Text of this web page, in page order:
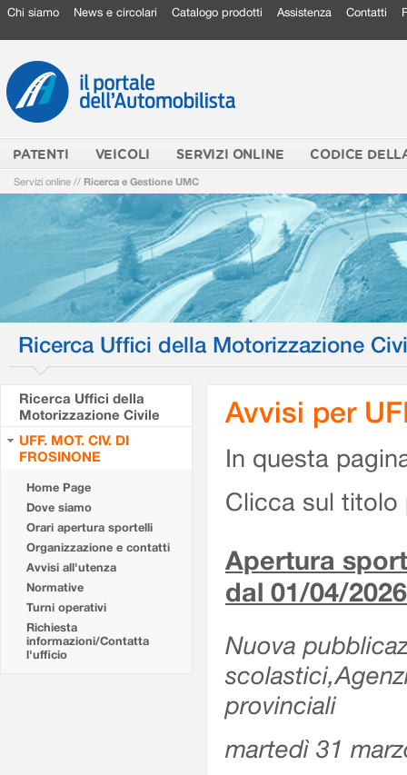
Chi siamo News e circolari Catalogo prodotti Assistenza Contatti
PATENTI VEICOLI SERVIZI ONLINE CODICE
Servizi online // Ricerca e Gestione UMC
Ricerca Uffici della Motorizzazione
Ricerca Uffici della
Motorizzazione Civile
UFF. MOT. CIV. DI
FROSINONE
Home Page
Dove siamo
Orari apertura sportelli
Organizzazione e contatti
Avvisi all'utenza
Normative
Turni operativi
Richiesta
informazioni/Contatta
l'ufficio
Avvisi per
In questa
Clicca sul titolo
Apertura
dal 01/04/2026
Nuova
provinciali
martedì 31